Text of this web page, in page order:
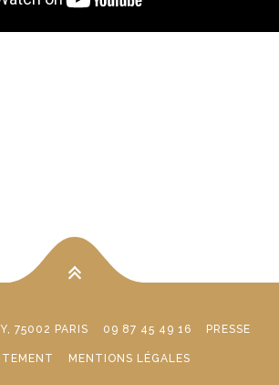
75002 PARIS 09 87 45 49 16 PRESSE
MENTIONS LÉGALES